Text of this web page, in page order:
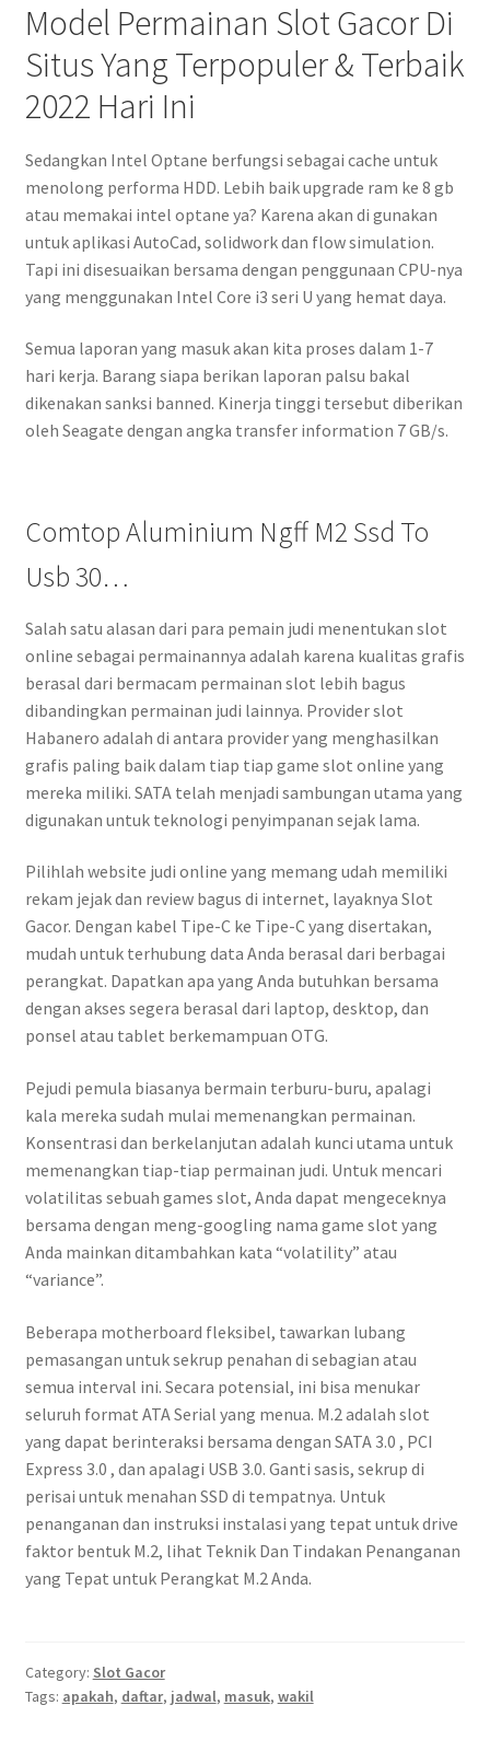
Model Permainan Slot Gacor Di
Situs Yang Terpopuler & Terbaik
2022 Hari Ini
Sedangkan Intel Optane berfungsi sebagai cache untuk
menolong performa HDD. Lebih baik upgrade ram ke 8 gb
atau memakai intel optane ya? Karena akan di gunakan
untuk aplikasi AutoCad, solidwork dan flow simulation.
Tapi ini disesuaikan bersama dengan penggunaan CPU-nya
yang menggunakan Intel Core i3 seri U yang hemat daya.
Semua laporan yang masuk akan kita proses dalam 1-7
hari kerja. Barang siapa berikan laporan palsu bakal
dikenakan sanksi banned. Kinerja tinggi tersebut diberikan
oleh Seagate dengan angka transfer information 7 GB/s.
Comtop Aluminium Ngff M2 Ssd To
Usb 30…
Salah satu alasan dari para pemain judi menentukan slot
online sebagai permainannya adalah karena kualitas grafis
berasal dari bermacam permainan slot lebih bagus
dibandingkan permainan judi lainnya. Provider slot
Habanero adalah di antara provider yang menghasilkan
grafis paling baik dalam tiap tiap game slot online yang
mereka miliki. SATA telah menjadi sambungan utama yang
digunakan untuk teknologi penyimpanan sejak lama.
Pilihlah website judi online yang memang udah memiliki
rekam jejak dan review bagus di internet, layaknya Slot
Gacor. Dengan kabel Tipe-C ke Tipe-C yang disertakan,
mudah untuk terhubung data Anda berasal dari berbagai
perangkat. Dapatkan apa yang Anda butuhkan bersama
dengan akses segera berasal dari laptop, desktop, dan
ponsel atau tablet berkemampuan OTG.
Pejudi pemula biasanya bermain terburu-buru, apalagi
kala mereka sudah mulai memenangkan permainan.
Konsentrasi dan berkelanjutan adalah kunci utama untuk
memenangkan tiap-tiap permainan judi. Untuk mencari
volatilitas sebuah games slot, Anda dapat mengeceknya
bersama dengan meng-googling nama game slot yang
Anda mainkan ditambahkan kata “volatility” atau
“variance”.
Beberapa motherboard fleksibel, tawarkan lubang
pemasangan untuk sekrup penahan di sebagian atau
semua interval ini. Secara potensial, ini bisa menukar
seluruh format ATA Serial yang menua. M.2 adalah slot
yang dapat berinteraksi bersama dengan SATA 3.0 , PCI
Express 3.0 , dan apalagi USB 3.0. Ganti sasis, sekrup di
perisai untuk menahan SSD di tempatnya. Untuk
penanganan dan instruksi instalasi yang tepat untuk drive
faktor bentuk M.2, lihat Teknik Dan Tindakan Penanganan
yang Tepat untuk Perangkat M.2 Anda.
Category: Slot Gacor
Tags: apakah, daftar, jadwal, masuk, wakil